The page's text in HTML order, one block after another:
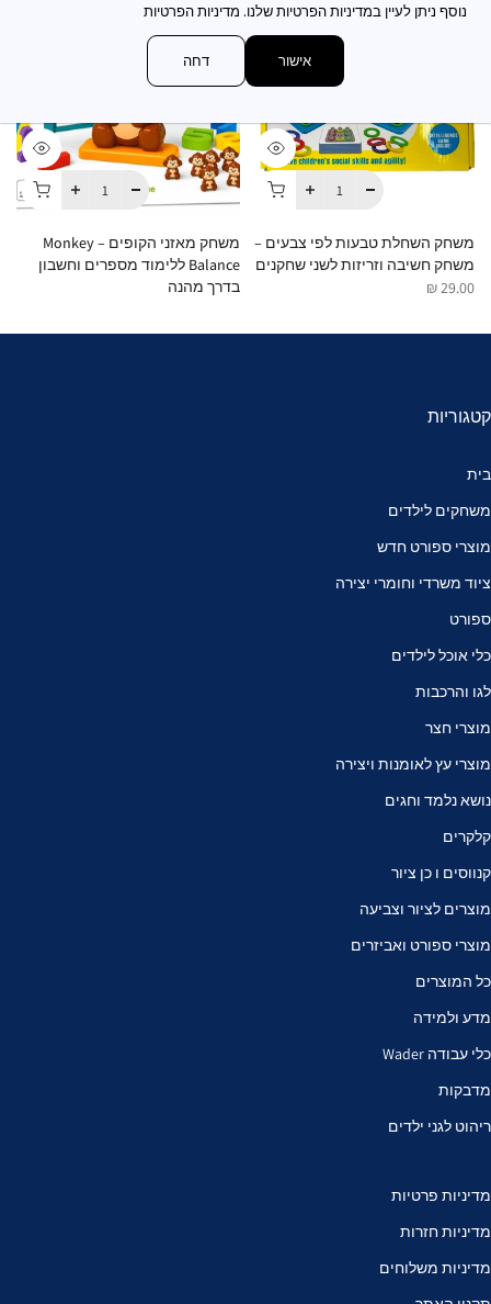
משחק השחלת טבעות לפי צבעים –
משחק חשיבה וזריזות לשני שחקנים
29.00 ₪
משחק מאזני הקופים – Monkey
Balance ללימוד מספרים וחשבון
בדרך מהנה
קטגוריות
בית
משחקים לילדים
מוצרי ספורט חדש
ציוד משרדי וחומרי יצירה
ספורט
כלי אוכל לילדים
לגו והרכבות
מוצרי חצר
מוצרי עץ לאומנות ויצירה
נושא נלמד וחגים
קלקרים
קנווסים ו כן ציור
מוצרים לציור וצביעה
מוצרי ספורט ואביזרים
כל המוצרים
מדע ולמידה
כלי עבודה Wader
מדבקות
ריהוט לגני ילדים
מדיניות פרטיות
מדיניות חזרות
מדיניות משלוחים
נוסף ניתן לעיין במדיניות הפרטיות שלנו. מדיניות הפרטיות
אישור דחה